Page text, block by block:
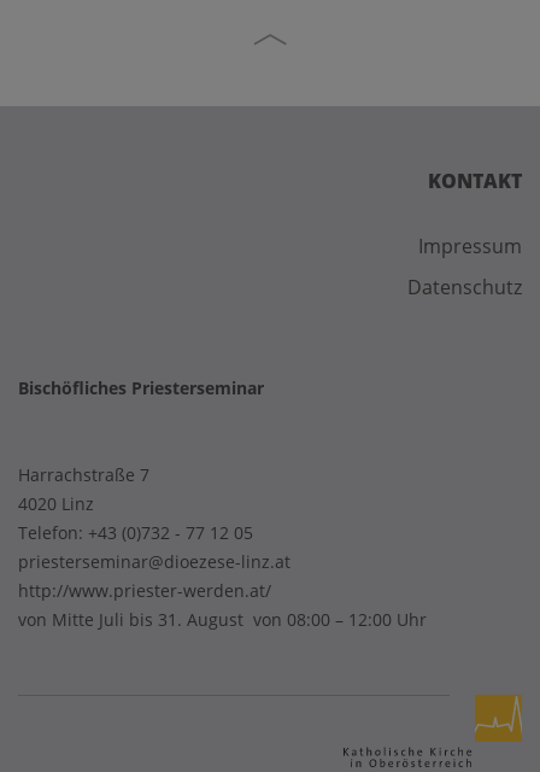
KONTAKT
Impressum
Datenschutz
Bischöfliches Priesterseminar
Harrachstraße 7
4020 Linz
Telefon: +43 (0)732 - 77 12 05
priesterseminar@dioezese-linz.at
http://www.priester-werden.at/
von Mitte Juli bis 31. August von 08:00 – 12:00 Uhr